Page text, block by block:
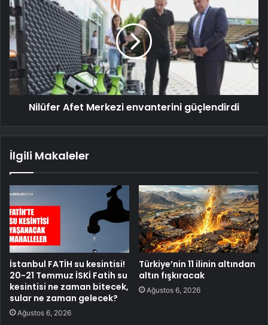
Nilüfer Afet Merkezi envanterini güçlendirdi
İlgili Makaleler
İstanbul FATİH su kesintisi!
20-21 Temmuz İSKİ Fatih su
kesintisi ne zaman bitecek,
sular ne zaman gelecek?
Ağustos 6, 2026
Türkiye’nin 11 ilinin altından
altın fışkıracak
Ağustos 6, 2026